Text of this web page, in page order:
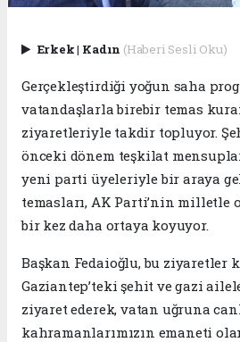
Erkek| Kadın (Haberi Sesli Oku)
Gerçekleştirdiği yoğun saha
vatandaşlarla birebir temas
ziyaretleriyle takdir topluyor.
önceki dönem teşkilat
yeni parti üyeleriyle bir araya
temasları, AK Parti’nin milletle
bir kez daha ortaya koyuyor.
Başkan Fedaioğlu, bu ziyaretler
Gaziantep’teki şehit ve gazi
ziyaret ederek, vatan uğruna
kahramanlarımızın emaneti